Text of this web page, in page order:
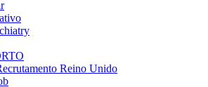
Reino Unido